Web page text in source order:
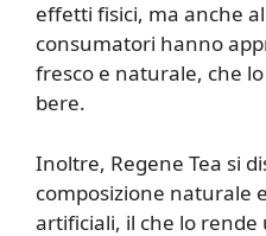
effetti fisici, ma anche
consumatori hanno
fresco e naturale, che
bere.
Inoltre, Regene Tea si
composizione naturale
artificiali, il che lo rende